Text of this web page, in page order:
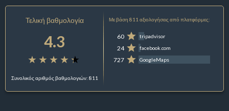
Τελική βαθμολογία
4.3
Συνολικός αριθμός βαθμολογιών: 811
Με βάση 811 αξιολογήσεις από πλατφόρμες:
60 tripadvisor
24 facebook.com
727 GoogleMaps